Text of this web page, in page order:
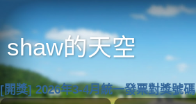
shaw的天空
[開獎] 2026年3-4月統一發票對獎號碼